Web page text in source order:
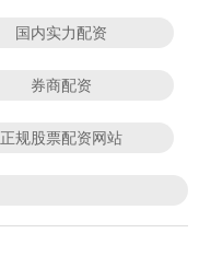
国内实力配资
券商配资
正规股票配资网站